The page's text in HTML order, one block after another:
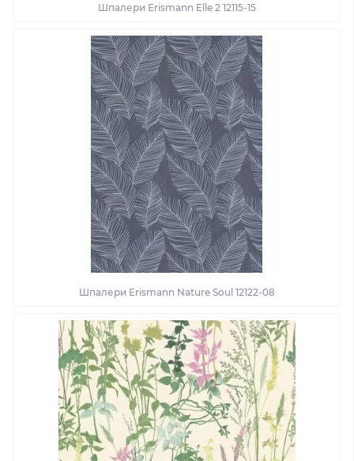
Шпалери Erismann Elle 2 12115-15
Шпалери Erismann Nature Soul 12122-08